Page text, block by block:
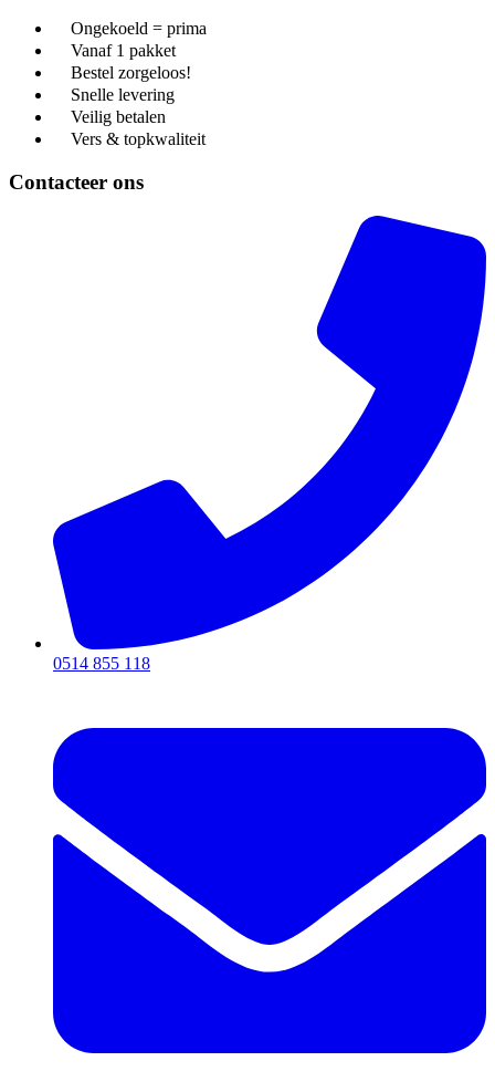
Ongekoeld = prima
Vanaf 1 pakket
Bestel zorgeloos!
Snelle levering
Veilig betalen
Vers & topkwaliteit
Contacteer ons
0514 855 118